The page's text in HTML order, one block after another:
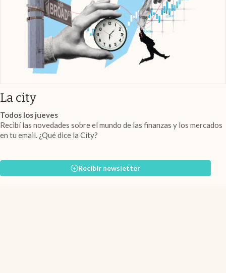
La cityabre en nueva pestaña
Todos los jueves
Recibí las novedades sobre el mundo de las finanzas y los mercados
en tu email. ¿Qué dice la City?
Recibir newsletter